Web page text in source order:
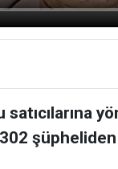
satıcılarına
şüpheliden